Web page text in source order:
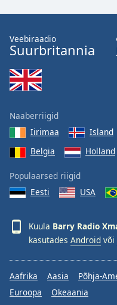
Font
Family
Reset
Close
Modal
Dialog
window.
Veebiraadio
Suurbritannia
Naaberriigid
Iirimaa
Island
Belgia
Holland
Populaarsed riigid
Eesti
USA
Kuula Barry Radio
kasutades Android või
Aafrika Aasia Põhja-
Euroopa
Okeaania